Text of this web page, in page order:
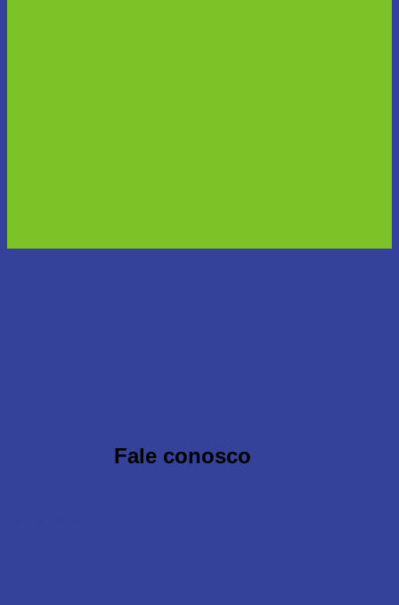
Fale conosco